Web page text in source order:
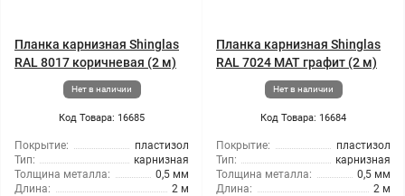
Планка карнизная Shinglas
RAL 8017 коричневая (2 м)
Нет в наличии
Код Товара: 16685
Покрытие:
пластизол
Тип:
карнизная
Толщина металла:
0,5 мм
Длина:
2 м
Планка карнизная Shinglas
RAL 7024 МАТ графит (2 м)
Нет в наличии
Код Товара: 16684
Покрытие:
пластизол
Тип:
карнизная
Толщина металла:
0,5 мм
Длина:
2 м